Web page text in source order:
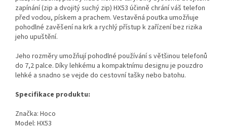
zapínání (zip a dvojitý suchý zip) HX53 účinně chrání váš telefon
před vodou, pískem a prachem. Vestavěná poutka umožňuje
pohodlné zavěšení na krk a rychlý přístup k zařízení bez rizika
jeho upuštění.
Jeho rozměry umožňují pohodlné používání s většinou telefonů
do 7,2 palce. Díky lehkému a kompaktnímu designu je pouzdro
lehké a snadno se vejde do cestovní tašky nebo batohu.
Specifikace produktu:
Značka: Hoco
Model: HX53